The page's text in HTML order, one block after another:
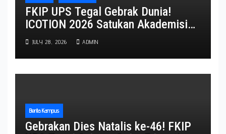
FKIP UPS Tegal Gebrak Dunia!
ICOTION 2026 Satukan Akademisi
Empat Negara, Perkuat Diplomasi
JULY 28, 2026 ADMIN
Berita Kampus
Gebrakan Dies Natalis ke-46! FKIP